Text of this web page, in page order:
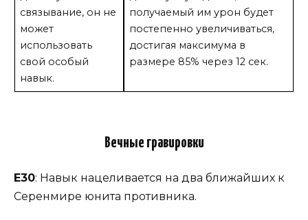
связывание, он не
может
использовать
свой особый
навык.
получаемый им урон будет
постепенно увеличиваться,
достигая максимума в
размере 85% через 12 сек.
Вечные гравировки
Е30: Навык нацеливается на два ближайших к
Серенмире юнита противника.